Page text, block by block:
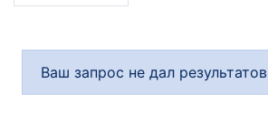
Ваш запрос не дал результатов